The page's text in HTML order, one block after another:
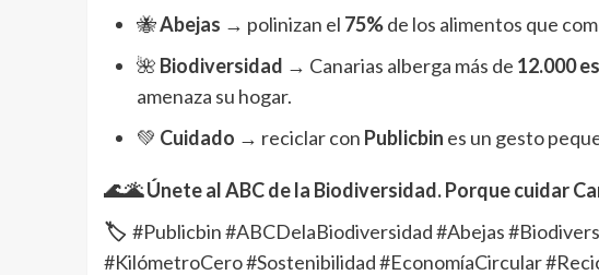
🐝Abejas → polinizan el 75%de los alimentos que
🌺 Biodiversidad → Canarias alberga más de 12.000
amenaza su hogar.
💚 Cuidado → reciclar con Publicbin es un gesto
🌊🌋 Únete alABC de la Biodiversidad. Porque cuidar
🏷️ #Publicbin #ABCDelaBiodiversidad #Abejas
#KilómetroCero #Sostenibilidad #EconomíaCircular